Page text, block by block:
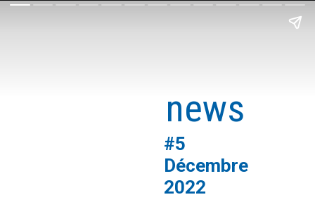
export
#5
Décembre
2022
news